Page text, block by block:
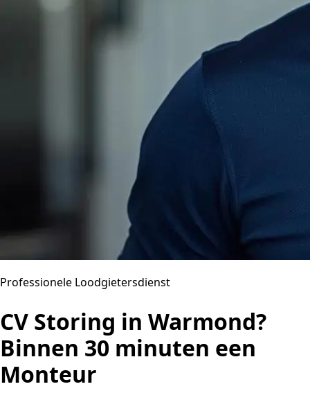
Professionele Loodgietersdienst
CV Storing in Warmond?
Binnen 30 minuten een
Monteur